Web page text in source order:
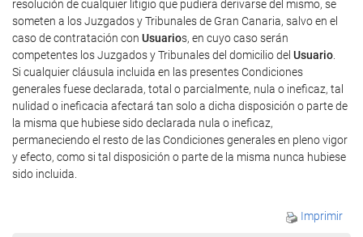
resolución de cualquier litigio que pudiera derivarse del mismo, se
someten a los Juzgados y Tribunales de Gran Canaria, salvo en el
caso de contratación con Usuarios, en cuyo caso serán
competentes los Juzgados y Tribunales del domicilio del Usuario.
Si cualquier cláusula incluida en las presentes Condiciones
generales fuese declarada, total o parcialmente, nula o ineficaz, tal
nulidad o ineficacia afectará tan solo a dicha disposición o parte de
la misma que hubiese sido declarada nula o ineficaz,
permaneciendo el resto de las Condiciones generales en pleno vigor
y efecto, como si tal disposición o parte de la misma nunca hubiese
sido incluida.
Imprimir